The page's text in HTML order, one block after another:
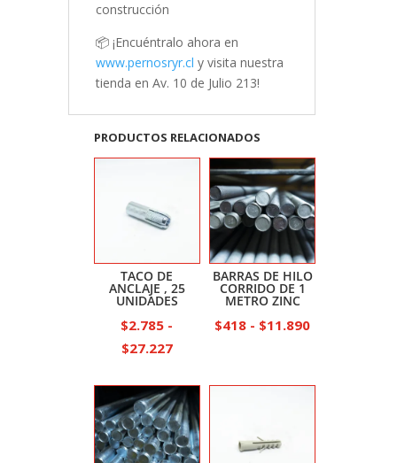
construcción
📦 ¡Encuéntralo ahora en
www.pernosryr.cl y visita nuestra
tienda en Av. 10 de Julio 213!
PRODUCTOS RELACIONADOS
TACO DE
ANCLAJE , 25
UNIDADES
$2.785 -
$27.227Rango
precios:
desde
$2.785
BARRAS DE HILO
CORRIDO DE 1
METRO ZINC
$418 - $11.890Rango